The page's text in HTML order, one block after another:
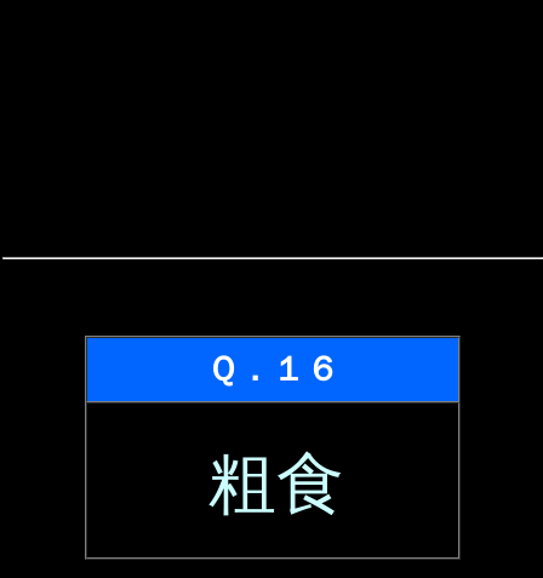
Ｑ．１６
粗食